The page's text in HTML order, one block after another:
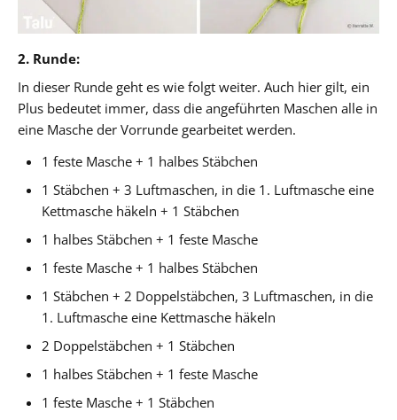
2. Runde:
In dieser Runde geht es wie folgt weiter. Auch hier gilt, ein
Plus bedeutet immer, dass die angeführten Maschen alle in
eine Masche der Vorrunde gearbeitet werden.
1 feste Masche + 1 halbes Stäbchen
1 Stäbchen + 3 Luftmaschen, in die 1. Luftmasche eine
Kettmasche häkeln + 1 Stäbchen
1 halbes Stäbchen + 1 feste Masche
1 feste Masche + 1 halbes Stäbchen
1 Stäbchen + 2 Doppelstäbchen, 3 Luftmaschen, in die
1. Luftmasche eine Kettmasche häkeln
2 Doppelstäbchen + 1 Stäbchen
1 halbes Stäbchen + 1 feste Masche
1 feste Masche + 1 Stäbchen